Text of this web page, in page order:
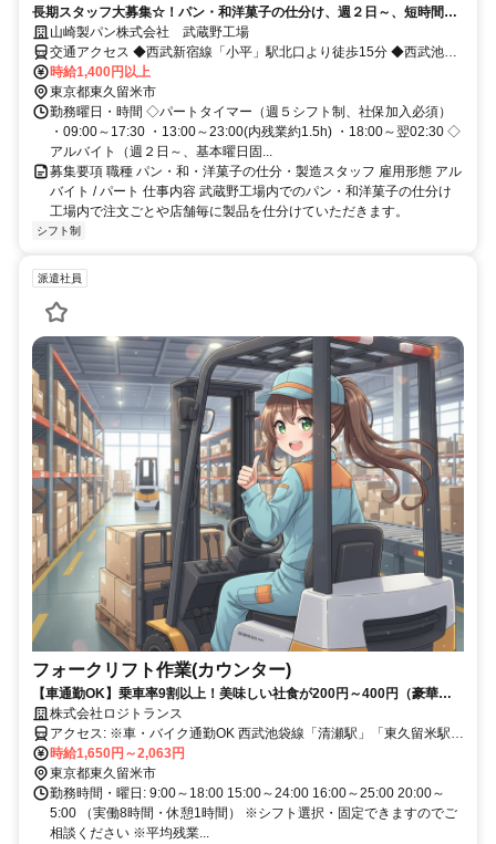
長期スタッフ大募集☆！パン・和洋菓子の仕分け、週２日～、短時間勤
務も！
山崎製パン株式会社 武蔵野工場
交通アクセス ◆西武新宿線「小平」駅北口より徒歩15分 ◆西武池袋
線「清瀬」駅バスあり（「柳窪1丁目」下車徒歩7分） ◆西武池袋線
「東久留米」駅バスあり（「柳窪1丁目」下車徒歩7分）
時給1,400円以上
東京都東久留米市
勤務曜日・時間 ◇パートタイマー（週５シフト制、社保加入必須）
・09:00～17:30 ・13:00～23:00(内残業約1.5h) ・18:00～翌02:30 ◇
アルバイト（週２日～、基本曜日固...
募集要項 職種 パン・和・洋菓子の仕分・製造スタッフ 雇用形態 アル
バイト / パート 仕事内容 武蔵野工場内でのパン・和洋菓子の仕分け
工場内で注文ごとや店舗毎に製品を仕分けていただきます。
シフト制
派遣社員
フォークリフト作業(カウンター)
【車通勤OK】乗車率9割以上！美味しい社食が200円～400円（豪華）
で食費が助かります！
株式会社ロジトランス
アクセス: ※車・バイク通勤OK 西武池袋線「清瀬駅」「東久留米駅」
よりバス8分
時給1,650円～2,063円
東京都東久留米市
勤務時間・曜日: ​9:00～18:00 15:00～24:00 16:00～25:00 20:00～
5:00 （実働8時間・休憩1時間） ※シフト選択・固定できますのでご
相談ください ※平均残業...